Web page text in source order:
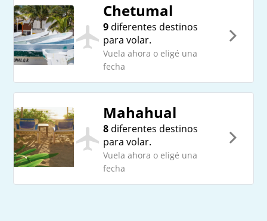
Chetumal
9 diferentes destinos
para volar.
Vuela ahora o eligé una
fecha
Mahahual
8 diferentes destinos
para volar.
Vuela ahora o eligé una
fecha